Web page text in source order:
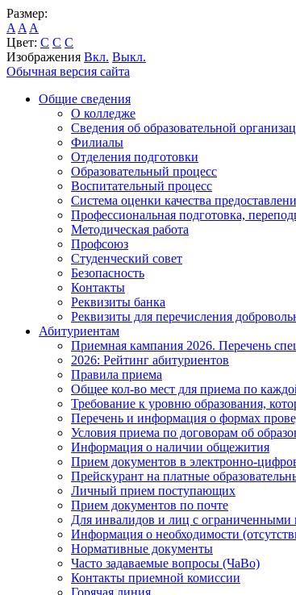
Размер:
A A A
Цвет: C C C
Изображения Вкл. Выкл.
Обычная версия сайта
Общие сведения
О колледже
Сведения об образовательной
Филиалы
Отделения подготовки
Образовательный процесс
Воспитательный процесс
Система оценки качества
Профессиональная подготовка,
Методическая работа
Профсоюз
Студенческий совет
Безопасность
Контакты
Реквизиты банка
Реквизиты для перечисления
Абитуриентам
Приемная кампания 2026. Перечень
2026: Рейтинг абитуриентов
Правила приема
Общее кол-во мест для приема по
Требование к уровню образования,
Перечень и информация о формах
Условия приема по договорам об
Информация о наличии общежития
Прием документов в электронно-
Прейскурант на платные
Личный прием поступающих
Прием документов по почте
Для инвалидов и лиц с ограниченными
Информация о необходимости
Нормативные документы
Часто задаваемые вопросы (ЧаВо)
Контакты приемной комиссии
Горячая линия